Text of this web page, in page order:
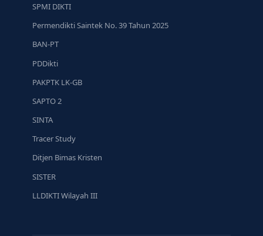
SPMI DIKTI
Permendikti Saintek No. 39 Tahun 2025
BAN-PT
PDDikti
PAKPTK LK-GB
SAPTO 2
SINTA
Tracer Study
Ditjen Bimas Kristen
SISTER
LLDIKTI Wilayah III